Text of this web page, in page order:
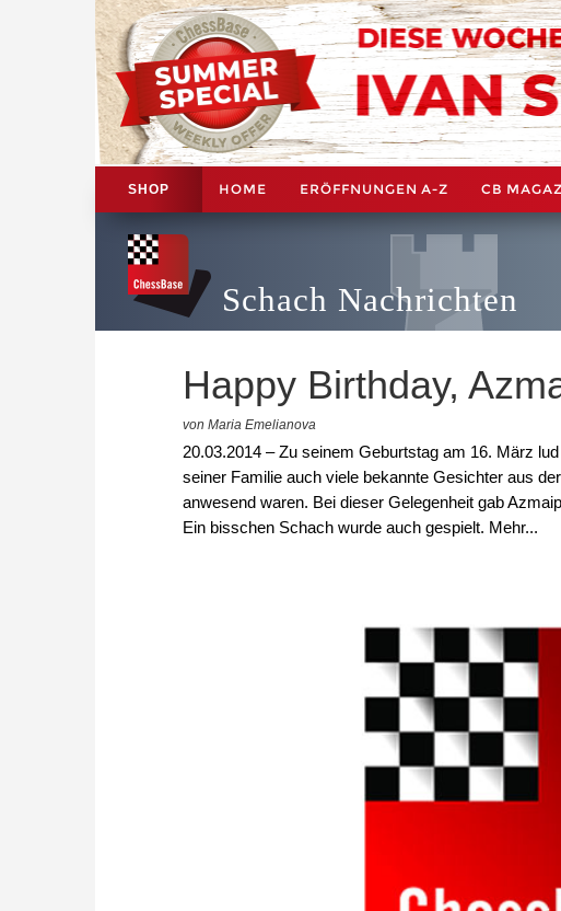
SHOP HOME ERÖFFNUNGEN A-Z CB
Schach Nachrichten
Happy Birthday,
von Maria Emelianova
20.03.2014 – Zu seinem Geburtstag am 16. März
seiner Familie auch viele bekannte Gesichter aus
anwesend waren. Bei dieser Gelegenheit gab
Ein bisschen Schach wurde auch gespielt. Mehr...